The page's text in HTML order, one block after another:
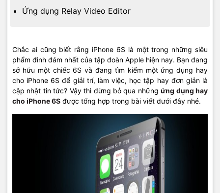
Ứng dụng Relay Video Editor
Chắc ai cũng biết rằng iPhone 6S là một trong những siêu
phẩm đình đám nhất của tập đoàn Apple hiện nay. Bạn đang
sở hữu một chiếc 6S và đang tìm kiếm một ứng dụng hay
cho iPhone 6S để giải trí, làm việc, học tập hay đơn giản là
cập nhật tin tức? Vậy thì đừng bỏ qua nhữngứng dụng hay
cho iPhone 6S được tổng hợp trong bài viết dưới đây nhé.